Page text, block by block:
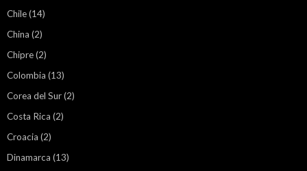
Chile(14)
China (2)
Chipre(2)
Colombia (13)
Corea del Sur(2)
Costa Rica (2)
Croacia (2)
Dinamarca (13)